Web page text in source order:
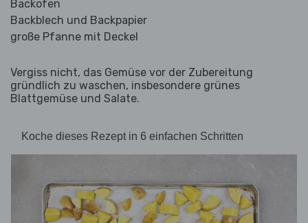
Backofen
Backblech und Backpapier
große Pfanne mit Deckel
Vergiss nicht, das Gemüse vor der Zubereitung
gründlich zu waschen, insbesondere grünes
Blattgemüse und Salate.
Koche dieses Rezept in 6 einfachen Schritten